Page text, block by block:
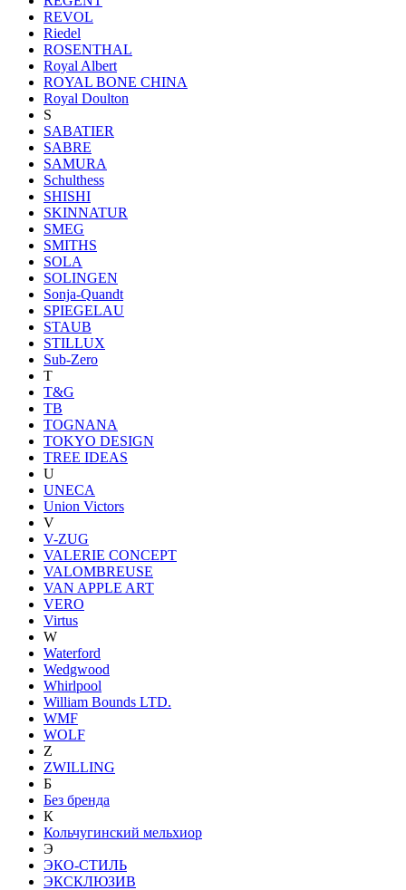
REVOL
Riedel
ROSENTHAL
Royal Albert
ROYAL BONE CHINA
Royal Doulton
S
SABATIER
SABRE
SAMURA
Schulthess
SHISHI
SKINNATUR
SMEG
SMITHS
SOLA
SOLINGEN
Sonja-Quandt
SPIEGELAU
STAUB
STILLUX
Sub-Zero
T
T&G
TB
TOGNANA
TOKYO DESIGN
TREE IDEAS
U
UNECA
Union Victors
V
V-ZUG
VALERIE CONCEPT
VALOMBREUSE
VAN APPLE ART
VERO
Virtus
W
Waterford
Wedgwood
Whirlpool
William Bounds LTD.
WMF
WOLF
Z
ZWILLING
Б
Без бренда
К
Кольчугинский мельхиор
Э
ЭКО-СТИЛЬ
ЭКСКЛЮЗИВ